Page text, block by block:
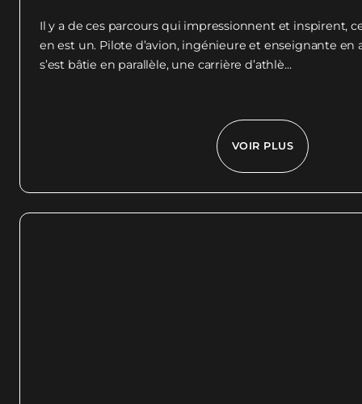
Il y a de ces parcours qui impressionnent et inspirent,
en est un. Pilote d’avion, ingénieure et enseignante en
s’est bâtie en parallèle, une carrière d’athlè...
VOIR PLUS